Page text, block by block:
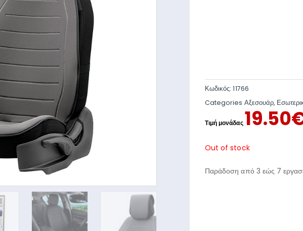
Κωδικός:11766
Categories Αξεσουάρ,
19.50
Out of stock
Παράδοση από 3 εώς 7